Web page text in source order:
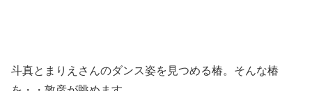
斗真とまりえさんのダンス姿を見つめる椿。そんな椿